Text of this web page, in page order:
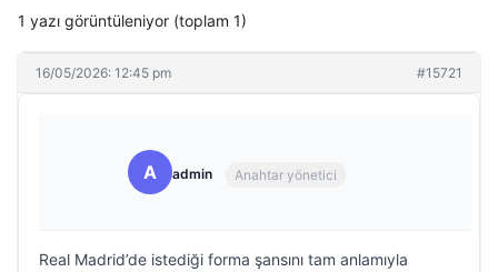
1 yazı görüntüleniyor (toplam 1)
16/05/2026: 12:45 pm #15721
A admin Anahtar yönetici
Real Madrid’de istediği forma şansını tam anlamıyla